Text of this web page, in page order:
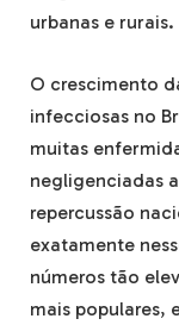
urbanas e rurais.
O crescimento
infecciosas no
muitas
negligenciadas
repercussão
exatamente
números tão
mais populares,